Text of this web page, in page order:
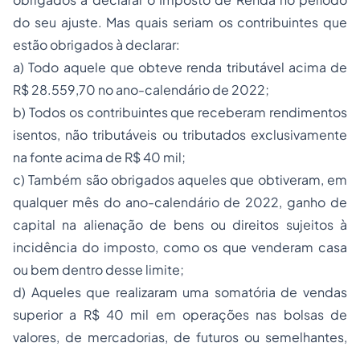
do seu ajuste. Mas quais seriam os contribuintes que
estão obrigados à declarar:
a) Todo aquele que obteve renda tributável acima de
R$ 28.559,70 no ano-calendário de 2022;
b) Todos os contribuintes que receberam rendimentos
isentos, não tributáveis ou tributados exclusivamente
na fonte acima de R$ 40 mil;
c) Também são obrigados aqueles que obtiveram, em
qualquer mês do ano-calendário de 2022, ganho de
capital na alienação de bens ou direitos sujeitos à
incidência do imposto, como os que venderam casa
ou bem dentro desse limite;
d) Aqueles que realizaram uma somatória de vendas
superior a R$ 40 mil em operações nas bolsas de
valores, de mercadorias, de futuros ou semelhantes,